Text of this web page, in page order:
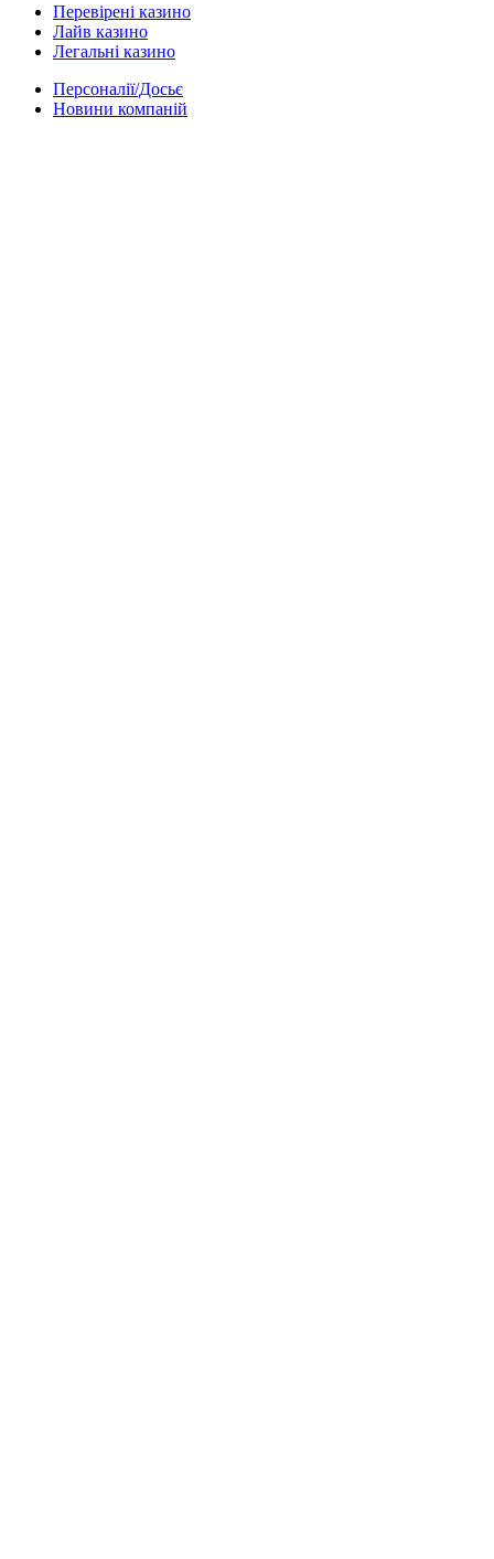
Перевірені казино
Лайв казино
Легальні казино
Персоналії/Досьє
Новини компаній